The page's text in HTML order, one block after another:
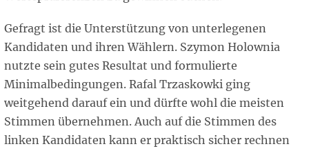
Gefragt ist die Unterstützung von unterlegenen
Kandidaten und ihren Wählern. Szymon Holownia
nutzte sein gutes Resultat und formulierte
Minimalbedingungen. Rafal Trzaskowki ging
weitgehend darauf ein und dürfte wohl die meisten
Stimmen übernehmen. Auch auf die Stimmen des
linken Kandidaten kann er praktisch sicher rechnen